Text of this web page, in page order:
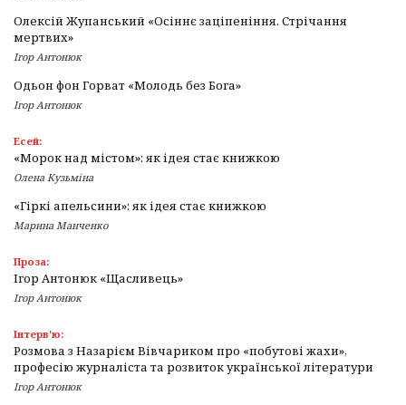
Олексій Жупанський «Осіннє заціпеніння. Стрічання
мертвих»
Ігор Антонюк
Одьон фон Горват «Молодь без Бога»
Ігор Антонюк
Есей:
«Морок над містом»: як ідея стає книжкою
Олена Кузьміна
«Гіркі апельсини»: як ідея стає книжкою
Марина Манченко
Проза:
Ігор Антонюк «Щасливець»
Ігор Антонюк
Інтерв'ю:
Розмова з Назарієм Вівчариком про «побутові жахи»,
професію журналіста та розвиток української літератури
Ігор Антонюк